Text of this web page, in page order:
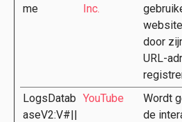
me
Inc.
door
URL-
LogsDatab
aseV2:V#||
YouTube
Wordt
de